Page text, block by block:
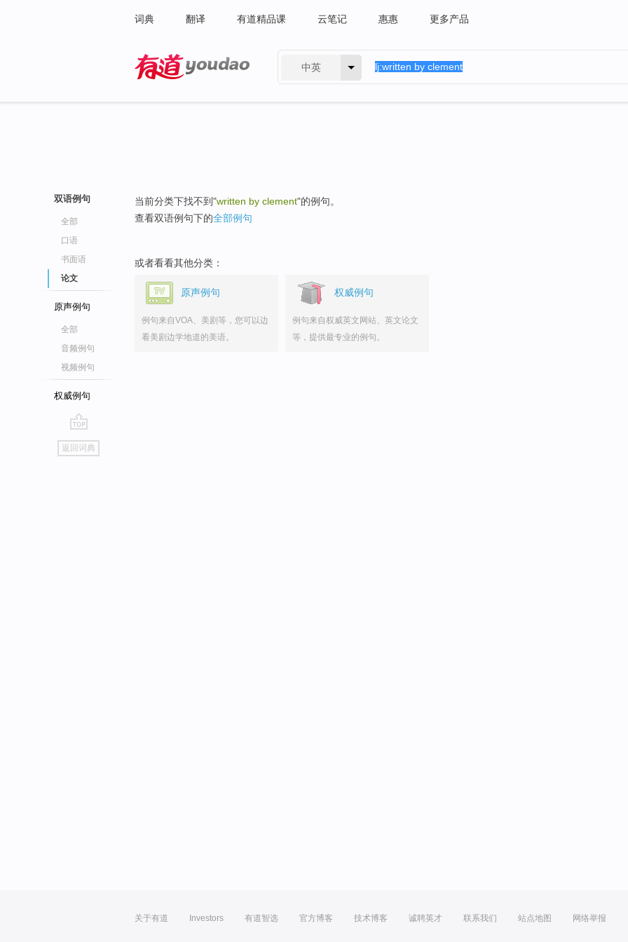
词典 翻译 有道精品课 云笔记 惠惠 更多产品
中英
双语例句
全部
口语
书面语
论文
原声例句
全部
音频例句
视频例句
权威例句
go
top
返回词典
当前分类下找不到"written by clement"的例句。
查看双语例句下的全部例句
或者看看其他分类：
原声例句
例句来自VOA、美剧等，您可以边
看美剧边学地道的美语。
权威例句
例句来自权威英文网站、英文论文
等，提供最专业的例句。
关于有道 Investors 有道智选 官方博客 技术博客 诚聘英才 联系我们 站点地图 网络举报